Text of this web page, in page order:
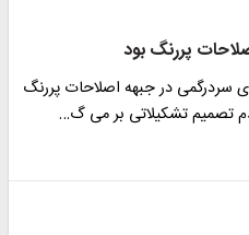
پررنگ بود
در جبهه اصلاحات پررنگ
تصمیم تشکیلاتی بر می گ…